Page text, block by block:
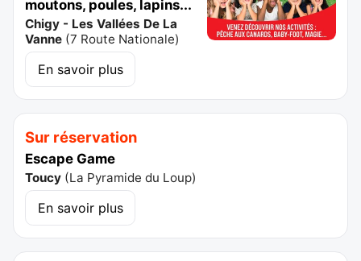
moutons, poules, lapins...
Chigy - Les Vallées De La
Vanne (7 Route Nationale)
En savoir plus
Sur réservation
Escape Game
Toucy (La Pyramide du Loup)
En savoir plus